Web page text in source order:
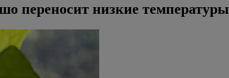
переносит низкие температуры